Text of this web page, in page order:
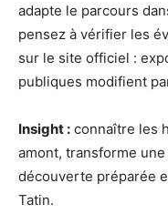
adapte le parcours
pensez à vérifier les
sur le site officiel :
publiques modifient
Insight : connaître les
amont, transforme
découverte préparée
Tatin.